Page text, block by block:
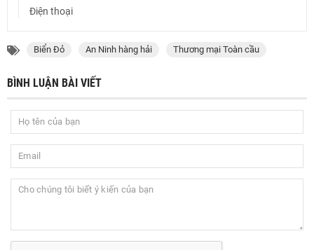
Điện thoại
Biển Đỏ An Ninh hàng hải Thương mại Toàn cầu
BÌNH LUẬN BÀI VIẾT